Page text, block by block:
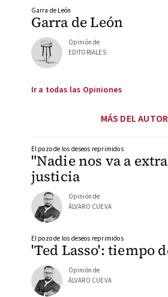
Garra de León
Garra de León
Opinión de
EDITORIALES
Ir a todas las Opiniones
MÁS DEL AUTOR
"Nadie nos va a
justicia
El pozo de los deseos reprimidos
Opinión de
ÁLVARO CUEVA
'Ted Lasso': tiempo
El pozo de los deseos reprimidos
Opinión de
ÁLVARO CUEVA